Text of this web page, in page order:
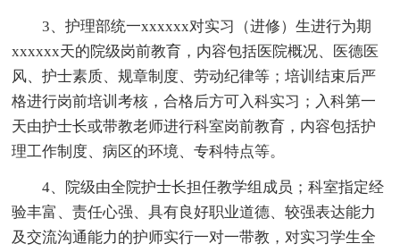
3、护理部统一xxxxxx对实习（进修）生进行为期
xxxxxx天的院级岗前教育，内容包括医院概况、医德医
风、护士素质、规章制度、劳动纪律等；培训结束后严
格进行岗前培训考核，合格后方可入科实习；入科第一
天由护士长或带教老师进行科室岗前教育，内容包括护
理工作制度、病区的环境、专科特点等。
4、院级由全院护士长担任教学组成员；科室指定经
验丰富、责任心强、具有良好职业道德、较强表达能力
及交流沟通能力的护师实行一对一带教，对实习学生全